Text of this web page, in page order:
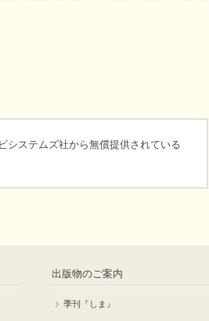
システムズ社から無償提供されている
出版物のご案内
季刊『しま』